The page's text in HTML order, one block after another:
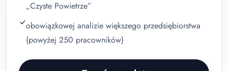
„Czyste Powietrze”
obowiązkowej analizie większego przedsiębiorstwa
(powyżej 250 pracowników)